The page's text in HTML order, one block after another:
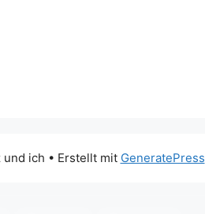
und ich • Erstellt mit GeneratePress